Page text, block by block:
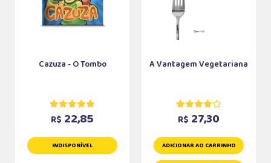
Cazuza - O Tombo
R$ 22,85
INDISPONÍVEL
A Vantagem Vegetariana
R$ 27,30
ADICIONAR AO CARRINHO